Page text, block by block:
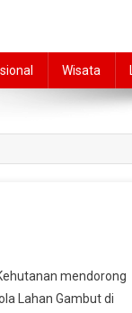
Wisata
mendorong
Lahan Gambut di